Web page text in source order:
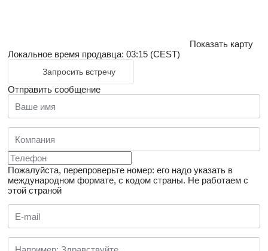
Показать карту
Локальное время продавца: 03:15 (CEST)
Запросить встречу
Отправить сообщение
Пожалуйста, перепроверьте номер: его надо указать в
международном формате, с кодом страны. Не работаем с
этой страной